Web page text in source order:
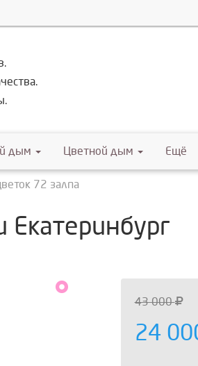
дым Цветной дым Ещё
72 залпа
43 000
24